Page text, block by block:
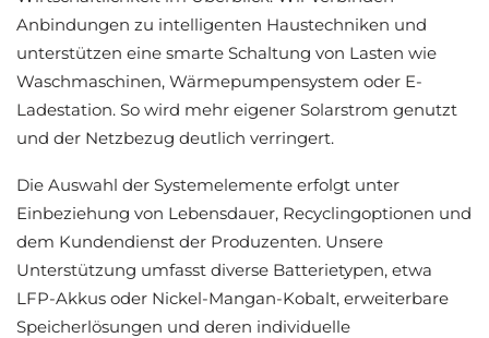
Anbindungen zu intelligenten Haustechniken und
unterstützen eine smarte Schaltung von Lasten wie
Waschmaschinen, Wärmepumpensystem oder E-
Ladestation. So wird mehr eigener Solarstrom genutzt
und der Netzbezug deutlich verringert.
Die Auswahl der Systemelemente erfolgt unter
Einbeziehung von Lebensdauer, Recyclingoptionen und
dem Kundendienst der Produzenten. Unsere
Unterstützung umfasst diverse Batterietypen, etwa
LFP-Akkus oder Nickel-Mangan-Kobalt, erweiterbare
Speicherlösungen und deren individuelle